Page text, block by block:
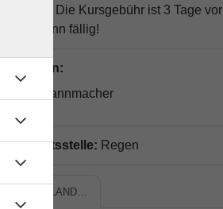
Die Kursgebühr ist 3 Tage vor
Kursbeginn fällig!
Dozent*in:
Josef Spannmacher
Geschäftsstelle: Regen
ARBERLAND…